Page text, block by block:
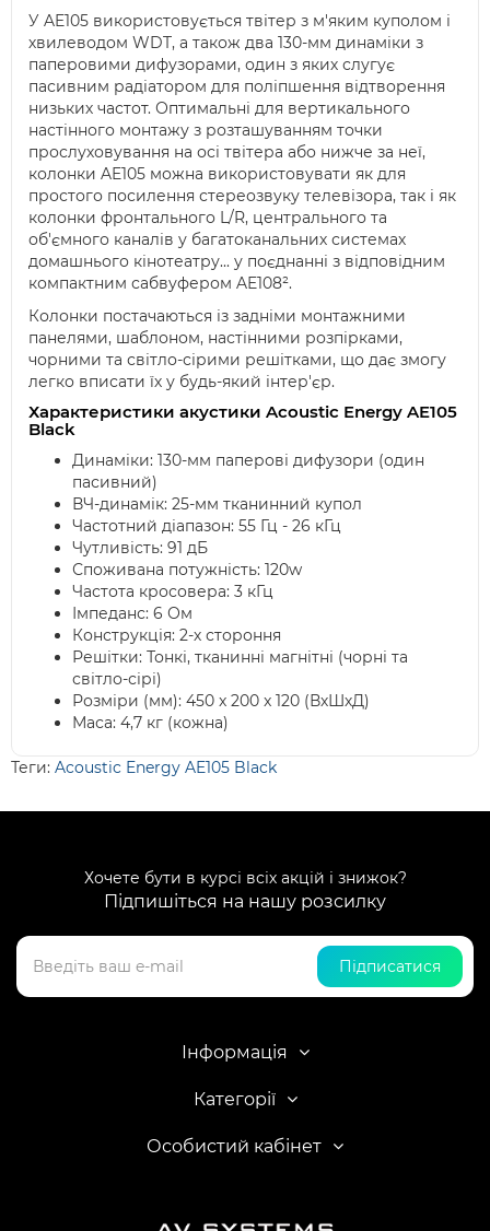
У AE105 використовується твітер з м'яким куполом і
хвилеводом WDT, а також два 130-мм динаміки з
паперовими дифузорами, один з яких слугує
пасивним радіатором для поліпшення відтворення
низьких частот. Оптимальні для вертикального
настінного монтажу з розташуванням точки
прослуховування на осі твітера або нижче за неї,
колонки AE105 можна використовувати як для
простого посилення стереозвуку телевізора, так і як
колонки фронтального L/R, центрального та
об'ємного каналів у багатоканальних системах
домашнього кінотеатру... у поєднанні з відповідним
компактним сабвуфером AE108².
Колонки постачаються із задніми монтажними
панелями, шаблоном, настінними розпірками,
чорними та світло-сірими решітками, що дає змогу
легко вписати їх у будь-який інтер'єр.
Характеристики акустики Acoustic Energy AE105
Black
Динаміки: 130-мм паперові дифузори (один
пасивний)
ВЧ-динамік: 25-мм тканинний купол
Частотний діапазон: 55 Гц - 26 кГц
Чутливість: 91 дБ
Споживана потужність: 120w
Частота кросовера: 3 кГц
Імпеданс: 6 Ом
Конструкція: 2-х стороння
Решітки: Тонкі, тканинні магнітні (чорні та
світло-сірі)
Розміри (мм): 450 x 200 x 120 (ВхШхД)
Маса: 4,7 кг (кожна)
Теги: Acoustic Energy AE105 Black
Хочете бути в курсі всіх акцій і знижок?
Підпишіться на нашу розсилку
Підписатися
Інформація
Категорії
Особистий кабінет